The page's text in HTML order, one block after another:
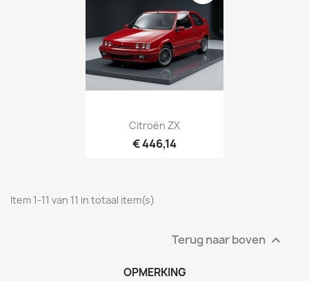
Citroën ZX
€ 446,14
Item 1-11 van 11 in totaal item(s)
Terug naar boven 
OPMERKING